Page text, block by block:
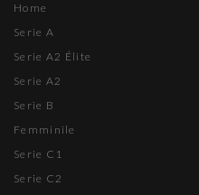
Home
Serie A
Serie A2 Élite
Serie A2
Serie B
Femminile
Serie C1
Serie C2